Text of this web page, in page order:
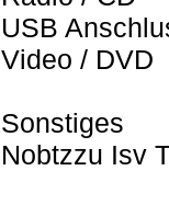
USB
Video / DVD
Sonstiges
Nobtzzu Isv